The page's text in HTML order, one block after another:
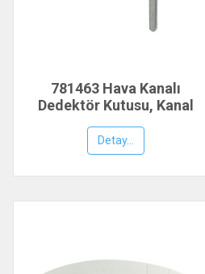
781463 Hava Kanalı
Dedektör Kutusu, Kanal
ESSER by Honeywell
Detay...